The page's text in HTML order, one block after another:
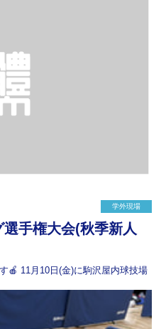
学外現場
手権大会(秋季新人
🍎 11月10日(金)に駒沢屋内球技場